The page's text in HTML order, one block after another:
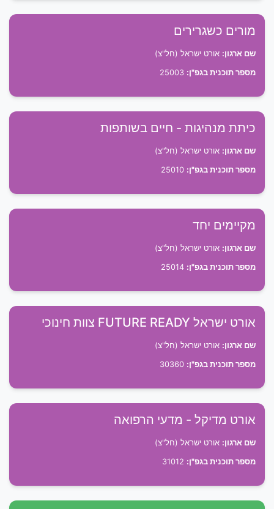
מורים כשגרירים
שם ארגון: אורט ישראל (חל"צ)
מספר תוכנית בגפ"ן:
כיתת מנהיגות - חיים בשותפות
שם ארגון: אורט ישראל (חל"צ)
מספר תוכנית בגפ"ן:
מקיימים יחד
שם ארגון: אורט ישראל (חל"צ)
מספר תוכנית בגפ"ן:
אורט ישראל FUTURE READY צוות חינוכי
שם ארגון: אורט ישראל (חל"צ)
מספר תוכנית בגפ"ן:
אורט מדיקל - מדעי הרפואה
שם ארגון: אורט ישראל (חל"צ)
מספר תוכנית בגפ"ן: